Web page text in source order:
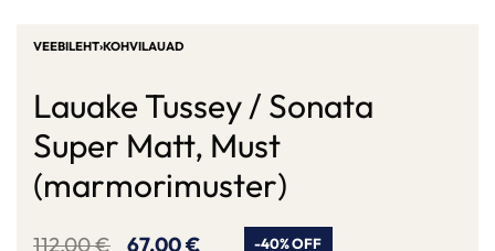
VEEBILEHT›KOHVILAUAD
Lauake Tussey / Sonata
Super Matt, Must
(marmorimuster)
112,00€ 67,00€ -40% OFF